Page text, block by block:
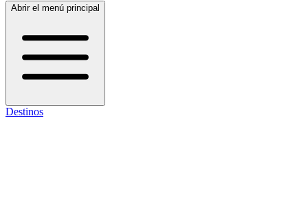
Abrir el menú principal
Destinos